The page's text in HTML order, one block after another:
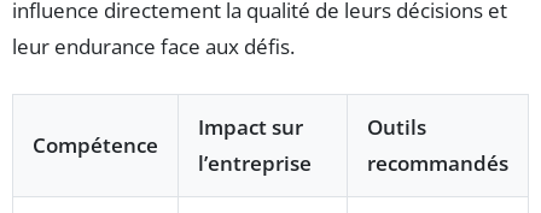
influence directement la qualité de leurs décisions et
leur endurance face aux défis.
Compétence
Impact sur
l’entreprise
Outils
recommandés